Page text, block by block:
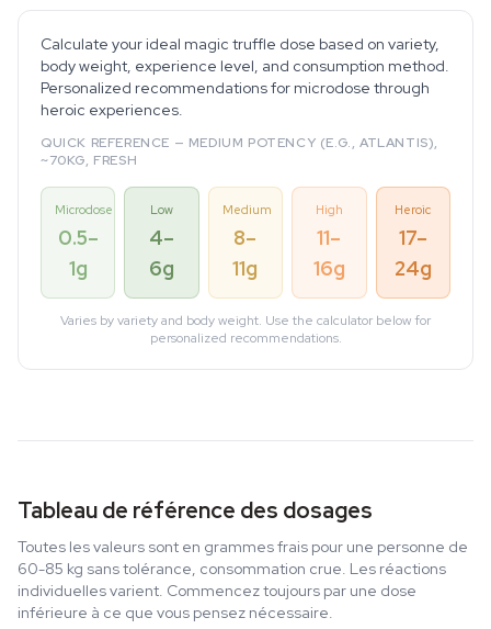
Calculate your ideal magic truffle dose based on variety,
body weight, experience level, and consumption method.
Personalized recommendations for microdose through
heroic experiences.
QUICK REFERENCE — MEDIUM POTENCY (E.G., ATLANTIS),
~70KG, FRESH
Microdose
0.5–
1g
Low
4–
6g
Medium
8–
11g
High
11–
16g
Heroic
17–
24g
Varies by variety and body weight. Use the calculator below for
personalized recommendations.
Tableau de référence des dosages
Toutes les valeurs sont en grammes frais pour une personne de
60-85 kg sans tolérance, consommation crue. Les réactions
individuelles varient. Commencez toujours par une dose
inférieure à ce que vous pensez nécessaire.